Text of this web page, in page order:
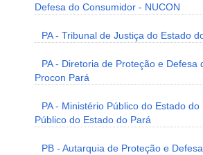
Defesa do Consumidor - NUCON
PA - Tribunal de Justiça do Estado
PA - Diretoria de Proteção e Defesa
Procon Pará
PA - Ministério Público do Estado
Público do Estado do Pará
PB - Autarquia de Proteção e